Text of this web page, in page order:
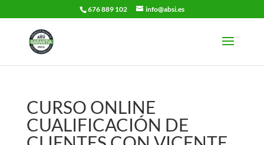
676 889 102 info@absi.es
CURSO ONLINE
CUALIFICACIÓN DE